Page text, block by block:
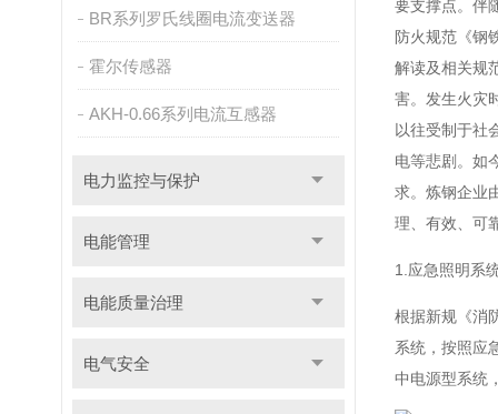
BR系列罗氏线圈电流变送器
霍尔传感器
AKH-0.66系列电流互感器
电力监控与保护
电能管理
电能质量治理
电气安全
要支撑点。伴
防火规范《钢
解读及相关规
害。发生火灾
以往受制于社
电等悲剧。如
求。炼钢企业
理、有效、可
1.应急照明系
根据新规《消
系统，按照应
中电源型系统